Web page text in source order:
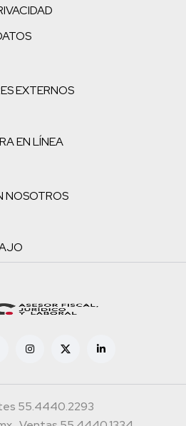
EXTERNOS
EN LÍNEA
NOSOTROS
55.4440.2293